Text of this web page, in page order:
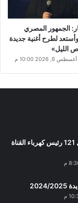
الجمهور المصري
لطرح أغنية جديدة
الليل»
2026 10:00 م
بعد مكالمة وزير الكهرباء ل 121 رئيس كهرباء القناة